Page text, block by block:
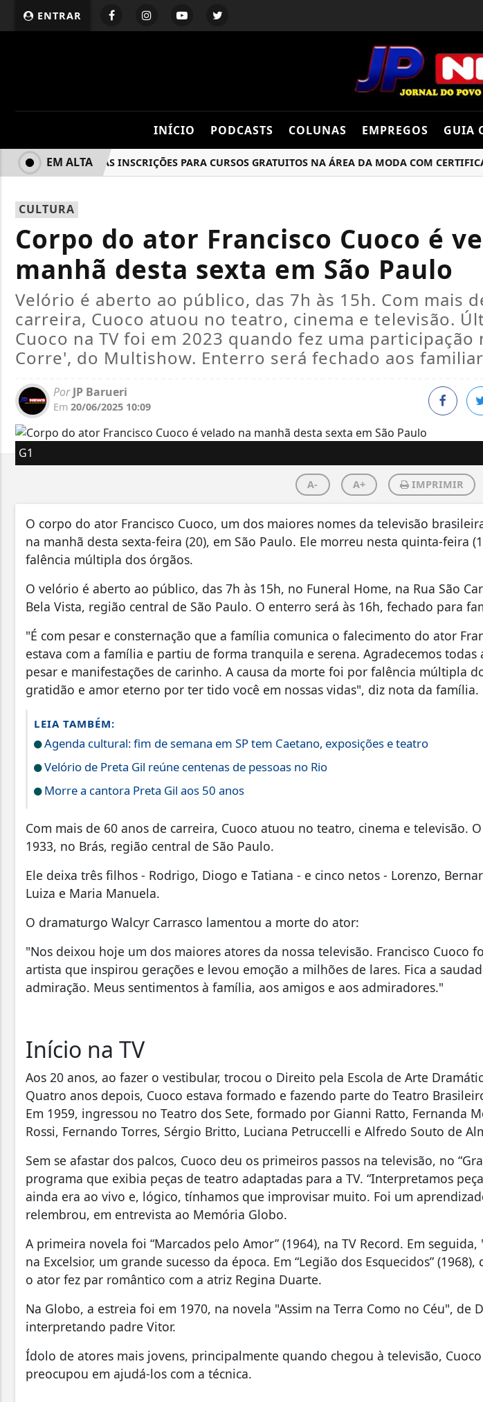
ENTRAR
INÍCIO PODCASTS COLUNAS EMPREGOS GUIA
ABERTAS AS INSCRIÇÕES PARA CURSOS GRATUITOS NA ÁREA DA MODA COM
EM ALTA
CULTURA
Corpo do ator Francisco Cuoco é
manhã desta sexta em São Paulo
Velório é aberto ao público, das 7h às 15h. Com mais
carreira, Cuoco atuou no teatro, cinema e televisão.
Cuoco na TV foi em 2023 quando fez uma participação
Corre', do Multishow. Enterro será fechado aos
PorJP Barueri
Em 20/06/2025 10:09
G1
A- A+ IMPRIMIR
O corpo do ator Francisco Cuoco, um dos maiores nomes da televisão
na manhã desta sexta-feira (20), em São Paulo. Ele morreu nesta quinta-feira
falência múltipla dos órgãos.
O velório é aberto ao público, das 7h às 15h, no Funeral Home, na Rua São
Bela Vista, região central de São Paulo. O enterro será às 16h, fechado para
"É com pesar e consternação que a família comunica o falecimento do ator
estava com a família e partiu de forma tranquila e serena. Agradecemos todas
pesar e manifestações de carinho. A causa da morte foi por falência múltipla
gratidão e amor eterno por ter tido você em nossas vidas", diz nota da família.
LEIA TAMBÉM:
Agenda cultural: fim de semana em SP tem Caetano, exposições e teatro
Velório de Preta Gil reúne centenas de pessoas no Rio
Morre a cantora Preta Gil aos 50 anos
Com mais de 60 anos de carreira, Cuoco atuou no teatro, cinema e televisão.
1933, no Brás, região central de São Paulo.
Ele deixa três filhos - Rodrigo, Diogo e Tatiana - e cinco netos - Lorenzo,
Luiza e Maria Manuela.
O dramaturgo Walcyr Carrasco lamentou a morte do ator:
"Nos deixou hoje um dos maiores atores da nossa televisão. Francisco Cuoco
artista que inspirou gerações e levou emoção a milhões de lares. Fica a
admiração. Meus sentimentos à família, aos amigos e aos admiradores."
Início na TV
Aos 20 anos, ao fazer o vestibular, trocou o Direito pela Escola de Arte
Quatro anos depois, Cuoco estava formado e fazendo parte do Teatro
Em 1959, ingressou no Teatro dos Sete, formado por Gianni Ratto, Fernanda
Rossi, Fernando Torres, Sérgio Britto, Luciana Petruccelli e Alfredo Souto de
Sem se afastar dos palcos, Cuoco deu os primeiros passos na televisão, no
programa que exibia peças de teatro adaptadas para a TV. “Interpretamos
ainda era ao vivo e, lógico, tínhamos que improvisar muito. Foi um
relembrou, em entrevista ao Memória Globo.
A primeira novela foi “Marcados pelo Amor” (1964), na TV Record. Em seguida,
na Excelsior, um grande sucesso da época. Em “Legião dos Esquecidos”
o ator fez par romântico com a atriz Regina Duarte.
Na Globo, a estreia foi em 1970, na novela "Assim na Terra Como no Céu", de
interpretando padre Vitor.
Ídolo de atores mais jovens, principalmente quando chegou à televisão,
preocupou em ajudá-los com a técnica.